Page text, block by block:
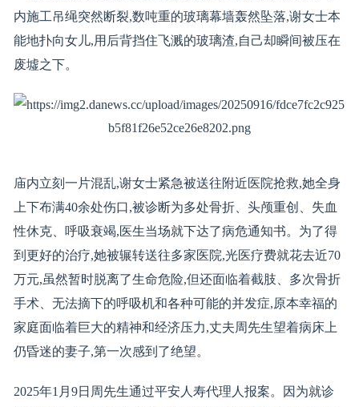
内施工吊绳突然断裂,数吨重的玻璃幕墙轰然坠落,谢女士本
能地扑向女儿,用后背挡住飞溅的玻璃渣,自己却瞬间被压在
废墟之下。
庙内立刻一片混乱,谢女士紧急被送往附近医院抢救,她全身
上下布满40余处伤口,被诊断为多处骨折、头颅重创、失血
性休克、呼吸衰竭,医生当场就下达了病危通知书。为了得
到更好的治疗,她被辗转送往多家医院,光医疗费就花去近70
万元,虽然暂时脱离了生命危险,但还面临着截肢、多次骨折
手术、无法摘下的呼吸机和各种可能的并发症,原本幸福的
家庭面临着巨大的精神和经济压力,丈夫周先生望着病床上
仍昏迷的妻子,第一次感到了绝望。
2025年1月9日周先生通过平安人寿代理人报案。因为就诊